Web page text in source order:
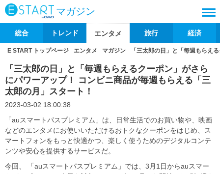
マガジン
総合 トレンド エンタメ 旅行 経済
E START トップページ エンタメ マガジン 「三太郎の日」と「毎週もらえ
「三太郎の日」と「毎週もらえるクーポン」がさら
にパワーアップ！ コンビニ商品が毎週もらえる「三
太郎の月」スタート！
2023-03-02 18:00:38
「auスマートパスプレミアム」は、日常生活でのお買い物や、映画
などのエンタメにお使いいただけるおトクなクーポンをはじめ、ス
マートフォンをもっと快適かつ、楽しく使うためのデジタルコンテ
ンツや安心を提供するサービスだ。
今回、 「auスマートパスプレミアム」では、3月1日からauスマー